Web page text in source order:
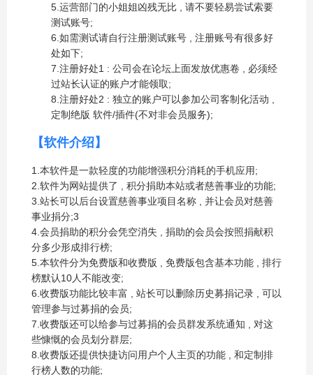
5.运营部门的小姐姐凶残无比 , 请不要轻易尝试索要
测试账号;
6.如需测试请自行注册测试账号 , 注册账号有很多好
处如下;
7.注册好处1 : 公司会在论坛上面发放优惠卷 , 必须经
过站长认证的账户才能领取;
8.注册好处2 : 独立的账户可以参加公司客制化活动 ,
定制绝版 软件/插件(不对非会员服务);
【软件介绍】
1.本软件是一款轻度的功能增强积分消耗的手机应用;
2.软件为网站提供了 , 积分捐助本站或者慈善事业的功能;
3.站长可以后台设置慈善事业项目名称 , 并让会员对慈善
事业捐分;3
4.会员捐助的积分会凭空消失 , 捐助的会员会按照捐献积
分多少形成排行榜;
5.本软件分为免费版和收费版 , 免费版包含基本功能 , 排行
榜默认10人不能改变;
6.收费版功能比较丰富 , 站长可以删除历史募捐记录 , 可以
管理参与过募捐的会员;
7.收费版还可以给参与过募捐的会员群发系统通知 , 对这
些慷慨的会员划分群层;
8.收费版还提供快捷访问用户个人主页的功能 , 和定制排
行榜人数的功能;